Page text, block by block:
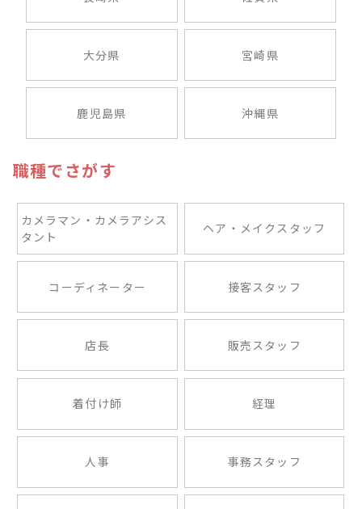
大分県 宮崎県
鹿児島県 沖縄県
職種でさがす
カメラマン・カメラアシス
タント
ヘア・メイクスタッフ
コーディネーター 接客スタッフ
店長 販売スタッフ
着付け師 経理
人事 事務スタッフ